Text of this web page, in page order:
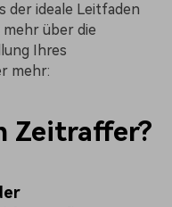
der ideale Leitfaden
über die
Ihres
mehr:
Zeitraffer?